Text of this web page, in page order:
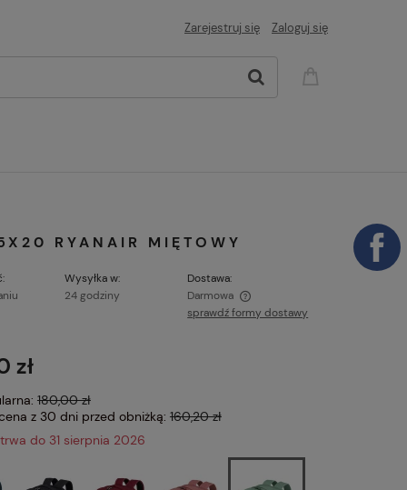
Zarejestruj się Zaloguj się
RYANAIR MIĘTOWY
Wysyłka w:
24 godziny
Dostawa:
Darmowa
sprawdź formy dostawy
zł
180,00 zł
z 30 dni przed obniżką: 160,20 zł
do 31 sierpnia 2026